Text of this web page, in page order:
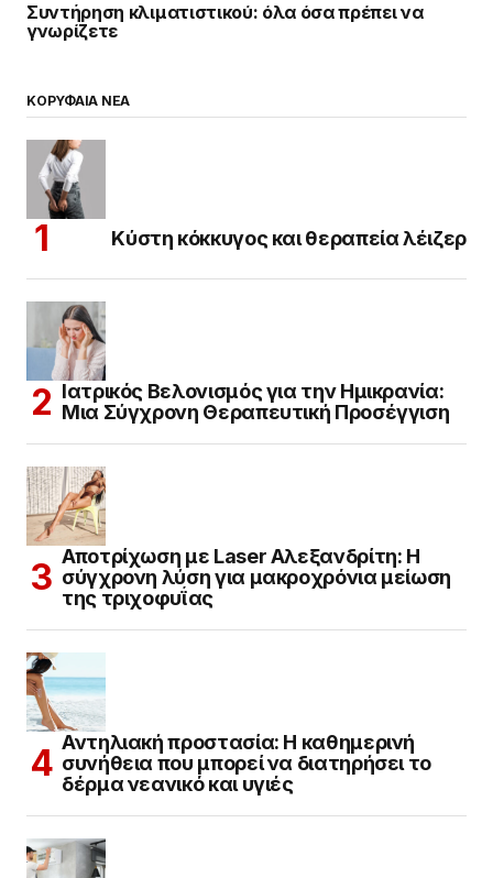
Συντήρηση κλιματιστικού: όλα όσα πρέπει να
γνωρίζετε
ΚΟΡΥΦΑΙΑ ΝΕΑ
Κύστη κόκκυγος και θεραπεία λέιζερ
Ιατρικός Βελονισμός για την Ημικρανία:
Μια Σύγχρονη Θεραπευτική Προσέγγιση
Αποτρίχωση με Laser Αλεξανδρίτη: Η
σύγχρονη λύση για μακροχρόνια μείωση
της τριχοφυΐας
Αντηλιακή προστασία: Η καθημερινή
συνήθεια που μπορεί να διατηρήσει το
δέρμα νεανικό και υγιές